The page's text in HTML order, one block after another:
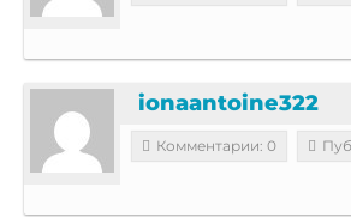
ionaantoine322
Комментарии: 0